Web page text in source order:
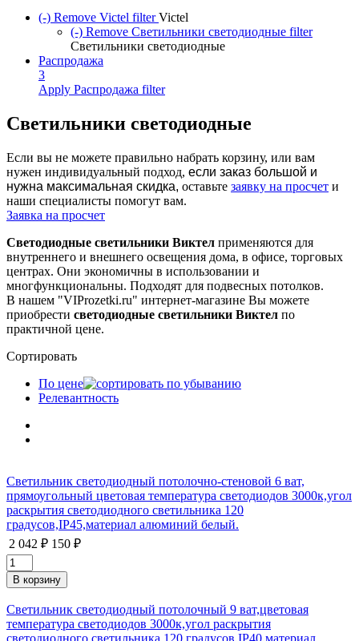
(-) Remove Victel filterVictel
(-) Remove Светильники светодиодные filter
Светильники светодиодные
Распродажа
3
Apply Распродажа filter
Светильники светодиодные
Если вы не можете правильно набрать корзину, или вам
нужен индивидуальный подход, если заказ большой и
нужна максимальная скидка, оставьте заявку на просчет и
наши специалисты помогут вам.
Заявка на просчет
Светодиодные светильники Виктел применяются для
внутреннего и внешнего освещения дома, в офисе, торговых
центрах. Они экономичны в использовании и
многфункциональны. Подходят для подвесных потолков.
В нашем "VIProzetki.ru" интернет-магазине Вы можете
приобрести светодиодные светильники Виктел по
практичной цене.
Сортировать
По цене
Релевантность
Светильник светодиодный потолочно-стеновой 6 ват,
прямоугольный цветовая температура светодиодов 3000к,угол
раскрытия светодиодного светильника 120
градусов,IP45,материал алюминий белый.
2 042 ₽ 150 ₽
Светильник светодиодный потолочный 9 ват,цветовая
температура светодиодов 3000к,угол раскрытия